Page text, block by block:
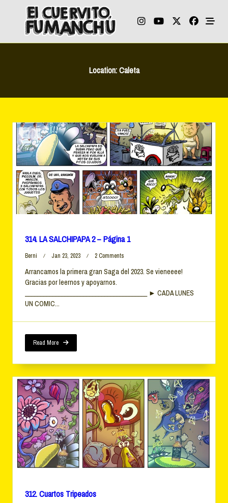
content
Location:Caleta
314. LA SALCHIPAPA 2 – Página 1
Berni Jan 23, 2023 2 Comments
LA
Arrancamos la primera gran Saga del 2023. Se vieneeee!
Gracias por leernos y apoyarnos.
________________________________________ ► CADA LUNES
UN COMIC...
Read More
312. Cuartos Tripeados